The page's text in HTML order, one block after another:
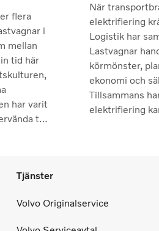
flera
i
mellan
tid här
har varit
till
När
elektrifiering
Logistik har
Lastvagnar
körmönster,
ekonomi och
Tillsammans
elektrifiering
Tjänster
Volvo Originalservice